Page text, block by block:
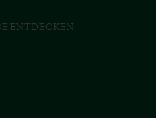
ENTDECKEN